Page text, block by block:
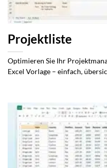
Projektliste
Optimieren Sie Ihr
Excel Vorlage – einfach,